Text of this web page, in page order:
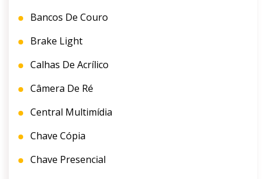
Bancos De Couro
Brake Light
Calhas De Acrílico
Câmera De Ré
Central Multimídia
Chave Cópia
Chave Presencial